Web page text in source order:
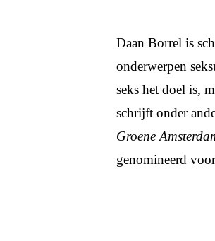
Daan Borrel is
onderwerpen
seks het doel is,
schrijft onder
Groene
genomineerd